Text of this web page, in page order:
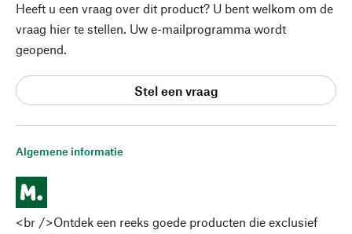
Algemene informatie
<br />Ontdek een reeks goede producten die exclusief
Heeft u een vraag over dit product? U bent welkom om de
vraag hier te stellen. Uw e-mailprogramma wordt
geopend.
Stel een vraag